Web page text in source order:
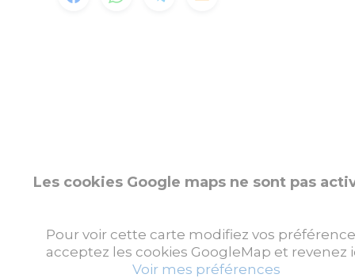
Les cookies Google maps ne sont pas
Pour voir cette carte modifiez vos
acceptez les cookies GoogleMap et revenez
Voir mes préférences